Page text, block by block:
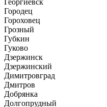
Георгиевск
Городец
Гороховец
Грозный
Губкин
Гуково
Дзержинск
Дзержинский
Димитровград
Дмитров
Добрянка
Долгопрудный